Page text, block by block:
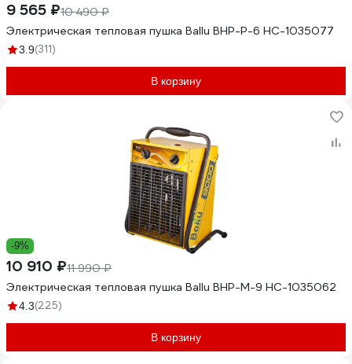
9 565 ₽10 490 ₽
Электрическая тепловая пушка Ballu BHP-P-6 НС-1035077
3.9(311)
В корзину
-9%
10 910 ₽11 990 ₽
Электрическая тепловая пушка Ballu BHP-M-9 НС-1035062
4.3(225)
В корзину